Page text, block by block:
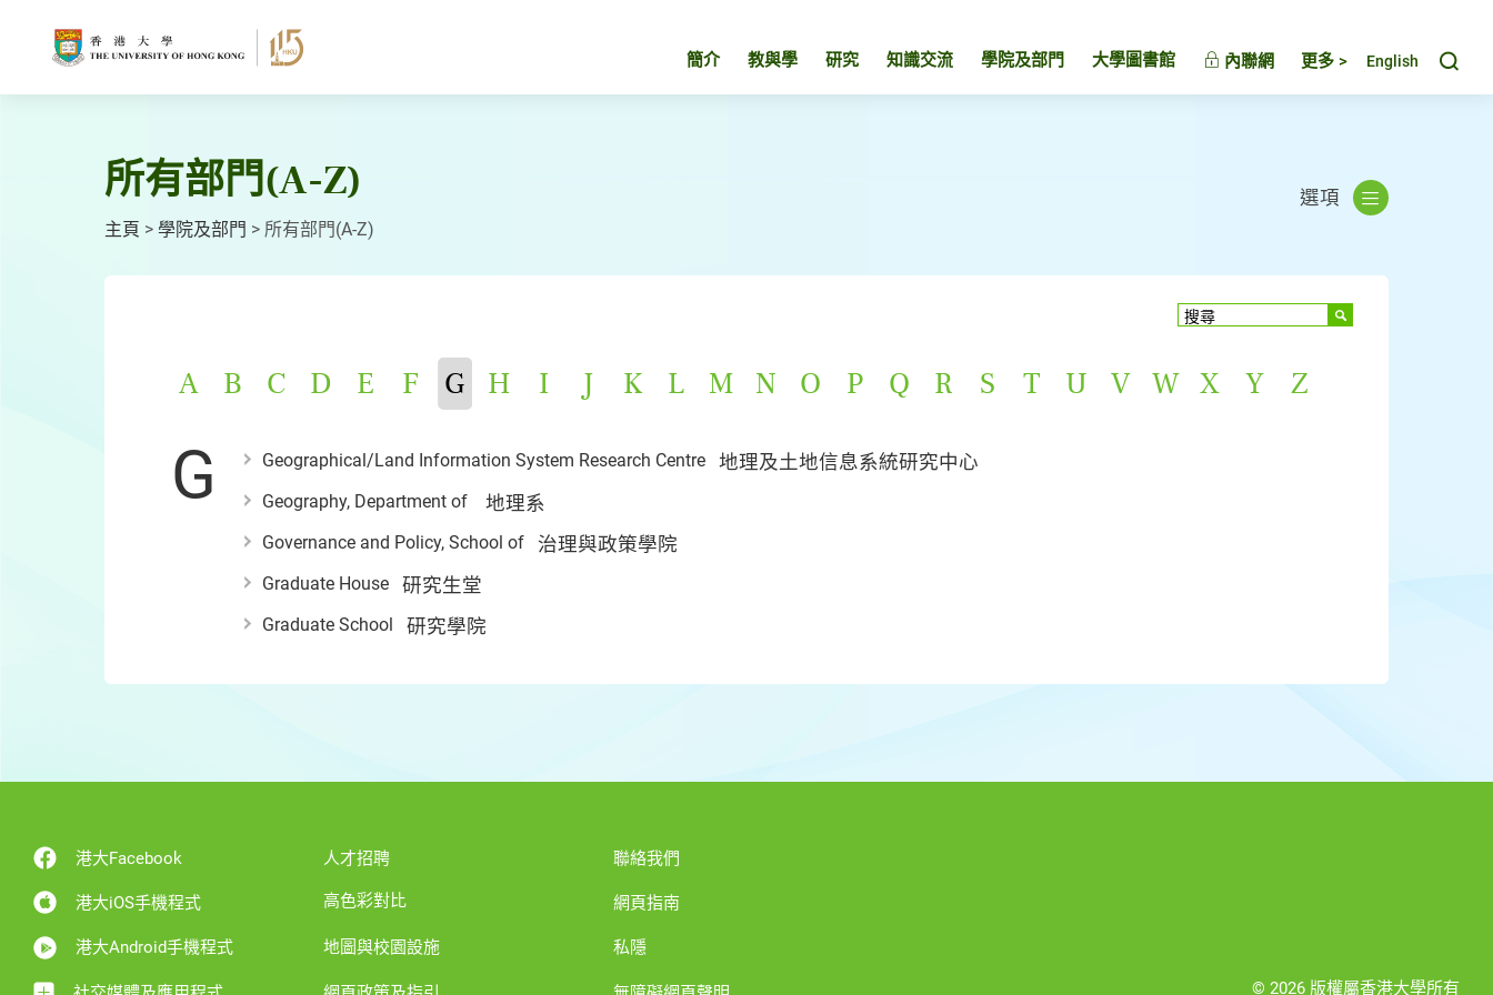
簡介 教與學 研究 知識交流 學院及部門 大學圖書館 內聯網 更多 > English
所有部門(A-Z)
主頁 > 學院及部門 > 所有部門(A-Z)
選項
A B C D E F G H I J K L M N O P Q R S T U V W X Y Z
G Geographical/Land Information System Research Centre 地理及土地信息系統研究中心
Geography, Department of 地理系
Governance and Policy, School of 治理與政策學院
Graduate House 研究生堂
Graduate School 研究學院
港大Facebook
港大iOS手機程式
港大Android手機程式
人才招聘
高色彩對比
地圖與校園設施
聯絡我們
網頁指南
私隱
© 2026 版權屬香港大學所有